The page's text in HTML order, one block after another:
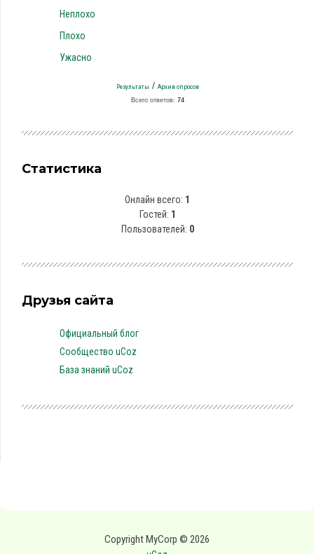
Неплохо
Плохо
Ужасно
Результаты / Архив опросов
Всего ответов: 74
Статистика
Онлайн всего: 1
Гостей: 1
Пользователей: 0
Друзья сайта
Официальный блог
Сообщество uCoz
База знаний uCoz
Copyright MyCorp © 2026